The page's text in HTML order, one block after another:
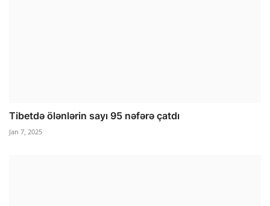
Tibetdə ölənlərin sayı 95 nəfərə çatdı
Jan 7, 2025